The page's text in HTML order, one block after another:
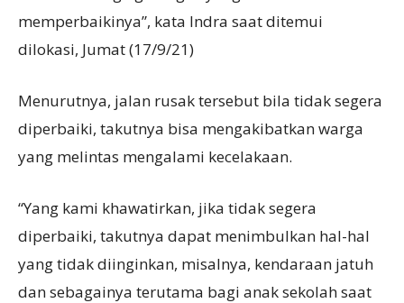
memperbaikinya”, kata Indra saat ditemui
dilokasi, Jumat (17/9/21)
Menurutnya, jalan rusak tersebut bila tidak segera
diperbaiki, takutnya bisa mengakibatkan warga
yang melintas mengalami kecelakaan.
“Yang kami khawatirkan, jika tidak segera
diperbaiki, takutnya dapat menimbulkan hal-hal
yang tidak diinginkan, misalnya, kendaraan jatuh
dan sebagainya terutama bagi anak sekolah saat